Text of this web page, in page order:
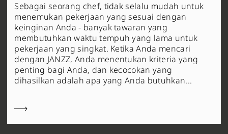
Sebagai seorang chef, tidak selalu mudah untuk
menemukan pekerjaan yang sesuai dengan
keinginan Anda - banyak tawaran yang
membutuhkan waktu tempuh yang lama untuk
pekerjaan yang singkat. Ketika Anda mencari
dengan JANZZ, Anda menentukan kriteria yang
penting bagi Anda, dan kecocokan yang
dihasilkan adalah apa yang Anda butuhkan...